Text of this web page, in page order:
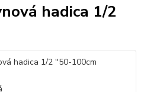
hadica 1/2